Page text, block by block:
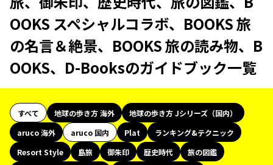
OOKS スペシャルコラボ、BOOKS 旅
の名言＆絶景、BOOKS 旅の読み物、B
OOKS、D-Booksのガイドブック一覧
すべて 地球の歩き方 海外
地球の歩き方 Jシリーズ（国内）
aruco 海外
aruco 国内 Plat
ランキング&テクニック
Resort Style
島旅 御朱印 歴史時代
旅の図鑑